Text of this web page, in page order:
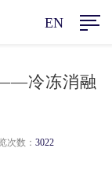
EN
——冷冻消融
次数： 3022